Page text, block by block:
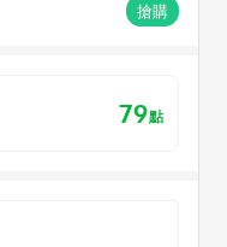
搶購
79點